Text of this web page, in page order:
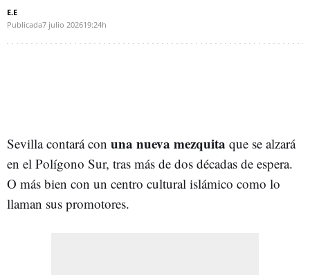
E.E
Publicada7 julio 202619:24h
Sevilla contará con una nueva mezquita que se alzará
en el Polígono Sur, tras más de dos décadas de espera.
O más bien con un centro cultural islámico como lo
llaman sus promotores.